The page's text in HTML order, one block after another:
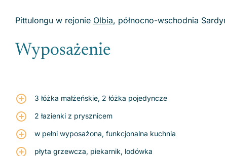
Pittulongu w rejonie Olbia, północno-wschodnia
Wyposażenie
3 łóżka małżeńskie, 2 łóżka pojedyncze
2 łazienki z prysznicem
w pełni wyposażona, funkcjonalna kuchnia
płyta grzewcza, piekarnik, lodówka